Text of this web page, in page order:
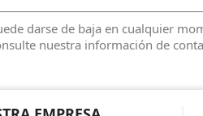
darse de baja en cualquier
nuestra información de